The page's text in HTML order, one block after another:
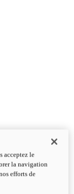
acceptez le
la navigation
efforts de